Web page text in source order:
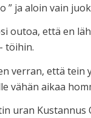
” ja aloin vain
outoa, että en
töihin.
verran, että tein
vähän aikaa
uran Kustannus